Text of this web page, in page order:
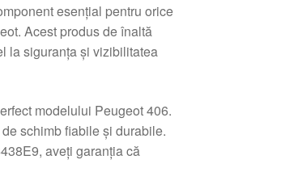
esențial pentru orice
Acest produs de înaltă
la siguranța și vizibilitatea
modelului Peugeot 406.
schimb fiabile și durabile.
aveți garanția că